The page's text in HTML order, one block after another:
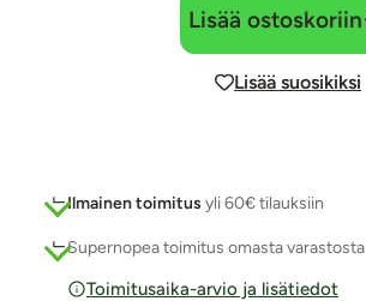
Lisää ostoskoriin
Lisää suosikiksi
Ilmainen toimitus yli 60€ tilauksiin
Supernopea toimitus omasta varastosta
Toimitusaika-arvio ja lisätiedot